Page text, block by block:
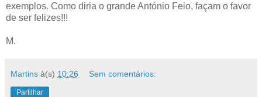
exemplos. Como diria o grande António Feio, façam o favor
de ser felizes!!!
M.
Martins à(s) 10:26 Sem comentários:
Partilhar